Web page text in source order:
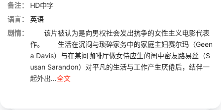
备注：
HD中字
语言：
英语
剧情：
该片被认为是向男权社会发出抗争的女性主义电影代表
作。 生活在沉闷与琐碎家务中的家庭主妇赛尔玛（Geen
a Davis）与在某间咖啡厅做女侍应生的闺中密友路易丝（S
usan Sarandon）对平凡的生活与工作产生厌倦后，结伴一
起外出...全文